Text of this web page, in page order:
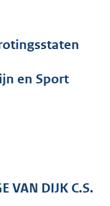
en Sport
VAN DIJK C.S.